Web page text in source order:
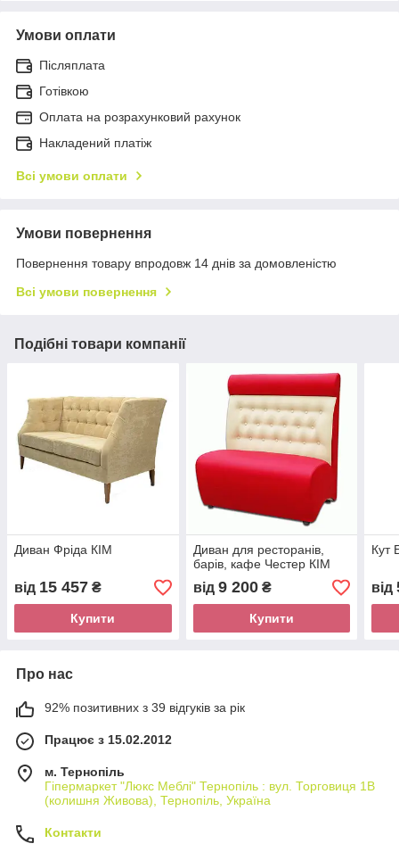
Умови оплати
Післяплата
Готівкою
Оплата на розрахунковий рахунок
Накладений платіж
Всі умови оплати
Умови повернення
Повернення товару впродовж 14 днів за домовленістю
Всі умови повернення
Подібні товари компанії
Диван Фріда КІМ
від 15 457 ₴
Купити
Диван для ресторанів,
барів, кафе Честер КІМ
від 9 200₴
Купити
Кут
від
Про нас
92% позитивних з 39 відгуків за рік
Працює з 15.02.2012
м. Тернопіль
Гіпермаркет "Люкс Меблі" Тернопіль : вул. Торговиця 1В
(колишня Живова), Тернопіль, Україна
Контакти